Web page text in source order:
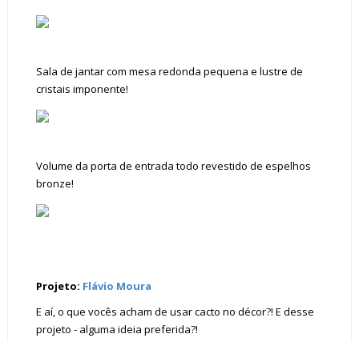
Sala de jantar com mesa redonda pequena e lustre de
cristais imponente!
Volume da porta de entrada todo revestido de espelhos
bronze!
Projeto: Flávio Moura
E aí, o que vocês acham de usar cacto no décor?! E desse
projeto - alguma ideia preferida?!